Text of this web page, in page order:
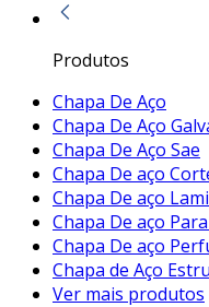
Produtos
Chapa De Aço
Chapa De Aço
Chapa De Aço Sae
Chapa De aço
Chapa De aço
Chapa De aço
Chapa De aço
Chapa de Aço
Ver mais produtos